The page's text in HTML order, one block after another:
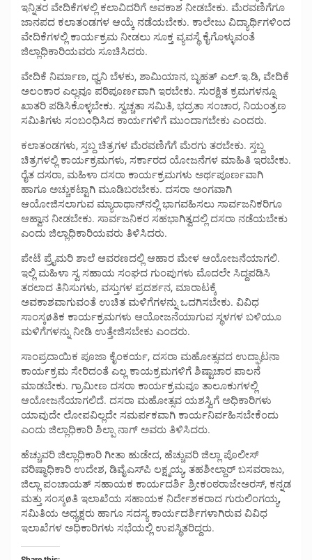
ಇನ್ನಿತರ ವೇದಿಕೆಗಳಲ್ಲಿ ಕಲಾವಿದರಿಗೆ ಅವಕಾಶ ನೀಡಬೇಕು. ಮೆರವಣಿಗೆಗೂ
ಜಾನಪದ ಕಲಾತಂಡಗಳ ಆಯ್ಕೆ ನಡೆಯಬೇಕು. ಕಾಲೇಜು ವಿದ್ಯಾರ್ಥಿಗಳಿಂದ
ವೇದಿಕೆಗಳಲ್ಲಿ ಕಾರ್ಯಕ್ರಮ ನೀಡಲು ಸೂಕ್ತ ವ್ಯವಸ್ಥೆ ಕೈಗೊಳ್ಳುವಂತೆ
ಜಿಲ್ಲಾಧಿಕಾರಿಯವರು ಸೂಚಿಸಿದರು.
ವೇದಿಕೆ ನಿರ್ಮಾಣ, ಧ್ವನಿ ಬೆಳಕು, ಶಾಮಿಯಾನ, ಬೃಹತ್ ಎಲ್.ಇ.ಡಿ, ವೇದಿಕೆ
ಅಲಂಕಾರ ಎಲ್ಲವೂ ಪರಿಪೂರ್ಣವಾಗಿ ಇರಬೇಕು. ಸುರಕ್ಷಿತ ಕ್ರಮಗಳನ್ನೂ
ಖಾತರಿ ಪಡಿಸಿಕೊಳ್ಳಬೇಕು. ಸ್ವಚ್ಚತಾ ಸಮಿತಿ, ಭದ್ರತಾ ಸಂಚಾರ, ನಿಯಂತ್ರಣ
ಸಮಿತಿಗಳು ಸಂಬಂಧಿಸಿದ ಕಾರ್ಯಗಳಿಗೆ ಮುಂದಾಗಬೇಕು ಎಂದರು.
ಕಲಾತಂಡಗಳು, ಸ್ತಬ್ದ ಚಿತ್ರಗಳ ಮೆರವಣಿಗೆಗೆ ಮೆರಗು ತರಬೇಕು. ಸ್ತಬ್ದ
ಚಿತ್ರಗಳಲ್ಲಿ ಕಾರ್ಯಕ್ರಮಗಳು, ಸರ್ಕಾರದ ಯೋಜನೆಗಳ ಮಾಹಿತಿ ಇರಬೇಕು.
ರೈತ ದಸರಾ, ಮಹಿಳಾ ದಸರಾ ಕಾರ್ಯಕ್ರಮಗಳು ಅರ್ಥಪೂರ್ಣವಾಗಿ
ಹಾಗೂ ಅಚ್ಚುಕಟ್ಟಾಗಿ ಮೂಡಿಬರಬೇಕು. ದಸರಾ ಅಂಗವಾಗಿ
ಆಯೋಜಿಸಲಾಗುವ ಮ್ಯಾರಾಥಾನ್‍ನಲ್ಲಿ ಭಾಗವಹಿಸಲು ಸಾರ್ವಜನಿಕರಿಗೂ
ಆಹ್ವಾನ ನೀಡಬೇಕು. ಸಾರ್ವಜನಿಕರ ಸಹಭಾಗಿತ್ವದಲ್ಲಿ ದಸರಾ ನಡೆಯಬೇಕು
ಎಂದು ಜಿಲ್ಲಾಧಿಕಾರಿಯವರು ತಿಳಿಸಿದರು.
ಪೇಟೆ ಪ್ರೈಮರಿ ಶಾಲೆ ಆವರಣದಲ್ಲಿ ಆಹಾರ ಮೇಳ ಆಯೋಜನೆಯಾಗಲಿ.
ಇಲ್ಲಿ ಮಹಿಳಾ ಸ್ವ ಸಹಾಯ ಸಂಘದ ಗುಂಪುಗಳು ಮೊದಲೇ ಸಿದ್ದಪಡಿಸಿ
ತರಲಾದ ತಿನಿಸುಗಳು, ವಸ್ತುಗಳ ಪ್ರದರ್ಶನ, ಮಾರಾಟಕ್ಕೆ
ಅವಕಾಶವಾಗುವಂತೆ ಉಚಿತ ಮಳಿಗೆಗಳನ್ನು ಒದಗಿಸಬೇಕು. ವಿವಿಧ
ಸಾಂಸ್ಕøತಿಕ ಕಾರ್ಯಕ್ರಮಗಳು ಆಯೋಜನೆಯಾಗುವ ಸ್ಥಳಗಳ ಬಳಿಯೂ
ಮಳಿಗೆಗಳನ್ನು ನೀಡಿ ಉತ್ತೇಜಿಸಬೇಕು ಎಂದರು.
ಸಾಂಪ್ರದಾಯಿಕ ಪೂಜಾ ಕೈಂಕರ್ಯ, ದಸರಾ ಮಹೋತ್ಸವದ ಉದ್ಘಾಟನಾ
ಕಾರ್ಯಕ್ರಮ ಸೇರಿದಂತೆ ಎಲ್ಲ ಕಾಯಕ್ರಮಗಳಿಗೆ ಶಿಷ್ಟಾಚಾರ ಪಾಲನೆ
ಮಾಡಬೇಕು. ಗ್ರಾಮೀಣ ದಸರಾ ಕಾರ್ಯಕ್ರಮವೂ ತಾಲೂಕುಗಳಲ್ಲಿ
ಆಯೋಜನೆಯಾಗಲಿದೆ. ದಸರಾ ಮಹೋತ್ಸವ ಯಶಸ್ವಿಗೆ ಅಧಿಕಾರಿಗಳು
ಯಾವುದೇ ಲೋಪವಿಲ್ಲದೇ ಸಮರ್ಪಕವಾಗಿ ಕಾರ್ಯನಿರ್ವಹಿಸಬೇಕೆಂದು
ಎಂದು ಜಿಲ್ಲಾಧಿಕಾರಿ ಶಿಲ್ಪಾ ನಾಗ್ ಅವರು ತಿಳಿಸಿದರು.
ಹೆಚ್ಚುವರಿ ಜಿಲ್ಲಾಧಿಕಾರಿ ಗೀತಾ ಹುಡೇದ, ಹೆಚ್ಚುವರಿ ಜಿಲ್ಲಾ ಪೊಲೀಸ್
ವರಿಷ್ಠಾಧಿಕಾರಿ ಉದೇಶ, ಡಿವೈಎಸ್‍ಪಿ ಲಕ್ಷ್ಮಯ್ಯ, ತಹಶೀಲ್ದಾರ್ ಬಸವರಾಜು,
ಜಿಲ್ಲಾ ಪಂಚಾಯತ್ ಸಹಾಯಕ ಕಾರ್ಯದರ್ಶಿ ಶ್ರೀಕಂಠರಾಜೇಅರಸ್, ಕನ್ನಡ
ಮತ್ತು ಸಂಸ್ಕøತಿ ಇಲಾಖೆಯ ಸಹಾಯಕ ನಿರ್ದೇಶಕರಾದ ಗುರುಲಿಂಗಯ್ಯ,
ಸಮಿತಿಯ ಅಧ್ಯಕ್ಷರು ಹಾಗೂ ಸದಸ್ಯ ಕಾರ್ಯದರ್ಶಿಗಳಾಗಿರುವ ವಿವಿಧ
ಇಲಾಖೆಗಳ ಅಧಿಕಾರಿಗಳು ಸಭೆಯಲ್ಲಿ ಉಪಸ್ಥಿತರಿದ್ದರು.